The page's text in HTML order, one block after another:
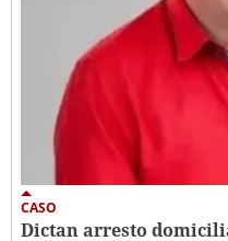
CASO
Dictan arresto